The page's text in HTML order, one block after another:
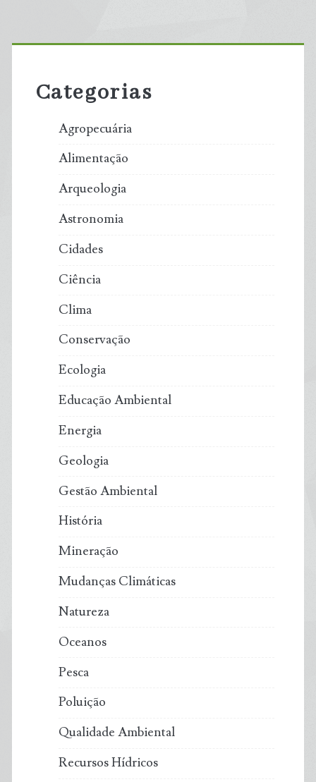
Primary
Sidebar
Categorias
Agropecuária
Alimentação
Arqueologia
Astronomia
Cidades
Ciência
Clima
Conservação
Ecologia
Educação Ambiental
Energia
Geologia
Gestão Ambiental
História
Mineração
Mudanças Climáticas
Natureza
Oceanos
Pesca
Poluição
Qualidade Ambiental
Recursos Hídricos